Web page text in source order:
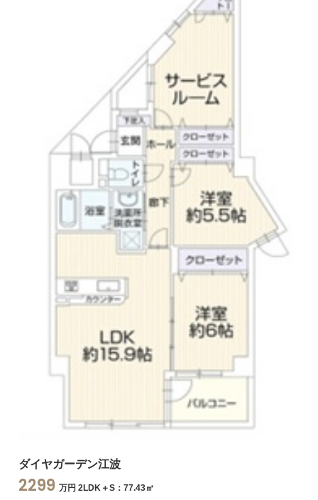
ダイヤガーデン江波
2299 万円 2LDK＋S：77.43㎡